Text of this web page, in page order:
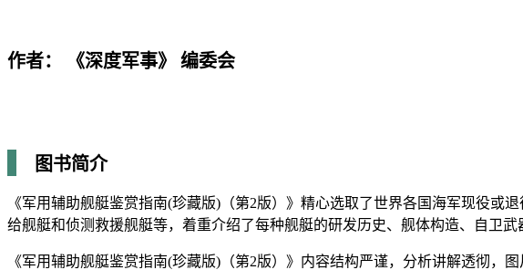
作者： 《深度军事》 编委会
图书简介
《军用辅助舰艇鉴赏指南(珍藏版)（第2版）》精心选取了世界各国海军现役
给舰艇和侦测救援舰艇等，着重介绍了每种舰艇的研发历史、舰体构造、自卫
《军用辅助舰艇鉴赏指南(珍藏版)（第2版）》内容结构严谨，分析讲解透彻，